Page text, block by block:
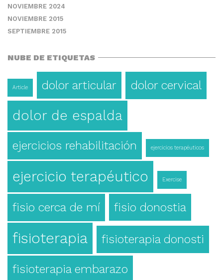
NOVIEMBRE 2024
NOVIEMBRE 2015
SEPTIEMBRE 2015
NUBE DE ETIQUETAS
Article dolor articular dolor cervical
dolor de espalda
ejercicios rehabilitación ejercicios terapéuticos
ejercicio terapéutico Exercise
fisio cerca de mí fisio donostia
fisioterapia fisioterapia donosti
fisioterapia embarazo